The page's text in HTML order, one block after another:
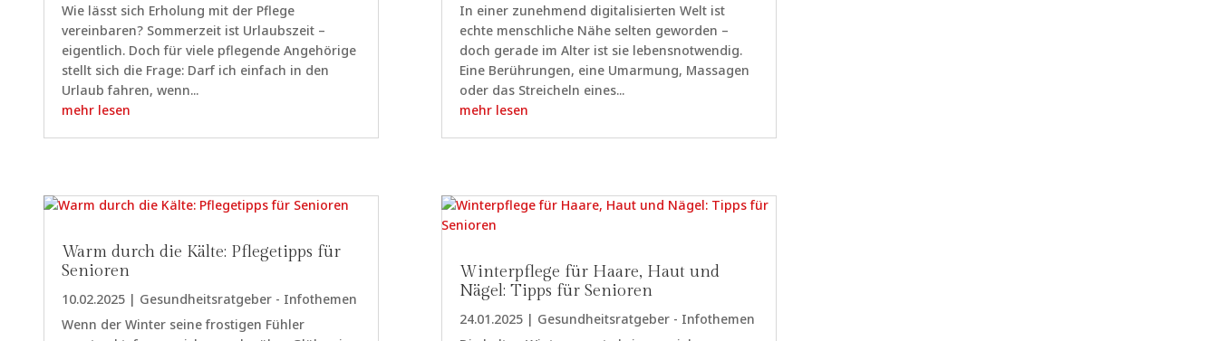
Wie lässt sich Erholung mit der Pflege
vereinbaren? Sommerzeit ist Urlaubszeit –
eigentlich. Doch für viele pflegende Angehörige
stellt sich die Frage: Darf ich einfach in den
Urlaub fahren, wenn...
mehr lesen
Warm durch die Kälte: Pflegetipps für
Senioren
10.02.2025 | Gesundheitsratgeber - Infothemen
Wenn der Winter seine frostigen Fühler
In einer zunehmend digitalisierten Welt ist
echte menschliche Nähe selten geworden –
doch gerade im Alter ist sie lebensnotwendig.
Eine Berührungen, eine Umarmung, Massagen
oder das Streicheln eines...
mehr lesen
Winterpflege für Haare, Haut und
Nägel: Tipps für Senioren
24.01.2025| Gesundheitsratgeber - Infothemen